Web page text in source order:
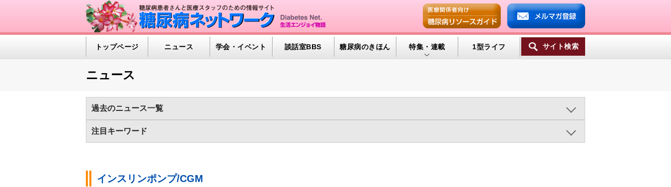
トップページ ニュース 学会・イベント 談話室BBS 糖尿病のきほん 特集・連載 1型ライフ サイト検索
ニュース
過去のニュース一覧
2025年 2024年
2012年
2011年 2010年 2009年 2008年 2007年 2006年 2005年 2004年 2003年
注目キーワード
医薬品/インスリン（648)
新型コロナと糖尿病（181)
インスリンポンプ/CGM